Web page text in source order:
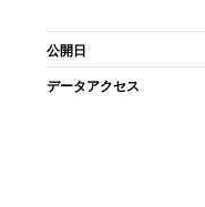
公開日
データアクセス